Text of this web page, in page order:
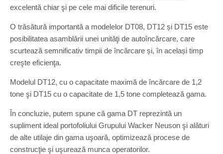
excelentă chiar şi pe cele mai dificile terenuri.
O trăsătură importantă a modelelor DT08, DT12 și DT15 este
posibilitatea asamblării unei unităţi de autoîncărcare, care
scurtează semnificativ timpii de încărcare și, în același timp
creşte eficienţa.
Modelul DT12, cu o capacitate maximă de încărcare de 1,2
tone şi DT15 cu o capacitate de 1,5 tone completează gama.
În concluzie, putem spune că gama DT reprezintă un
supliment ideal portofoliului Grupului Wacker Neuson şi alături
de alte utilaje din gama uşoară, optimizează procese de
construcţie şi uşurează munca operatorilor.